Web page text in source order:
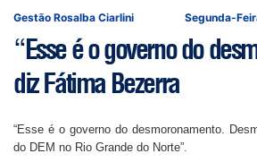
Segunda-
Gestão Rosalba Ciarlini
“Esse é o governo do
diz Fátima Bezerra
“Esse é o governo do desmoronamento.
do DEM no Rio Grande do Norte”.